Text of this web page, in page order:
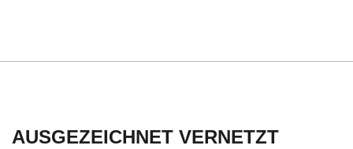
AUSGEZEICHNET VERNETZT